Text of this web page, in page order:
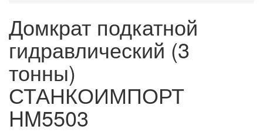
Домкрат подкатной
гидравлический (3
тонны)
СТАНКОИМПОРТ
HM5503